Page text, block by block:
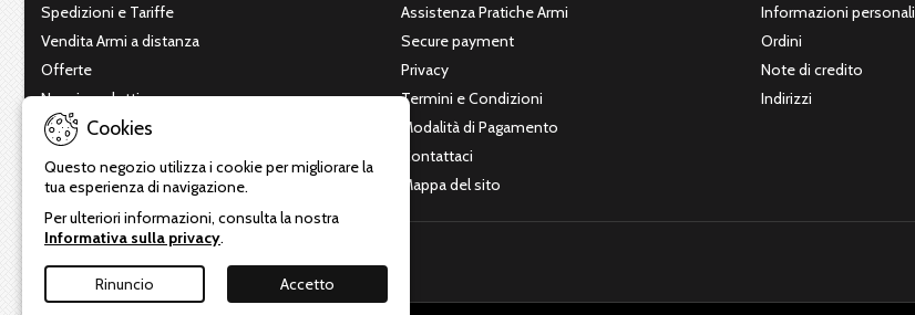
Spedizioni e Tariffe
Vendita Armi a distanza
Offerte
Nuovi prodotti
Più venduti
Assistenza Pratiche Armi
Secure payment
Privacy
Termini e Condizioni
Modalità di Pagamento
Contattaci
Mappa del sito
Informazioni personali
Ordini
Note di credito
Indirizzi
Cookies
Questo negozio utilizza i cookie per migliorare la
tua esperienza di navigazione.
Per ulteriori informazioni, consulta la nostra
Informativa sulla privacy.
Rinuncio Accetto